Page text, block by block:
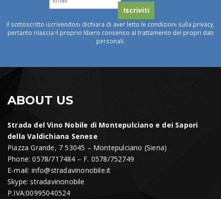
Il sottoscritto iscrivendosi dichiara di aver letto le condizioni sulla privacy,
pertanto rilascia il proprio libero consenso al trattamento dei propri dati
personali.
ABOUT US
Strada del Vino Nobile di Montepulciano e dei Sapori
della Valdichiana Senese
Piazza Grande, 7 53045 – Montepulciano (Siena)
Phone: 0578/717484 – F. 0578/752749
E-mail: info@stradavinonobile.it
Skype: stradavinonobile
P.IVA:00995040524